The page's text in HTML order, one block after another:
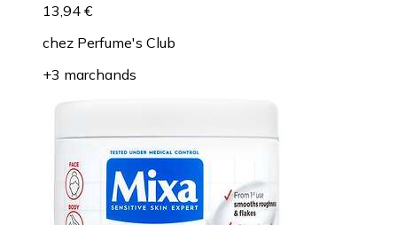
13,94 €
chez Perfume's Club
+3 marchands